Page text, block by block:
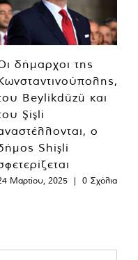
δήμαρχοι της
Beylikdüzü και
Şişli
ο
Shişli
Μαρτίου, 2025 | 0 Σχόλια